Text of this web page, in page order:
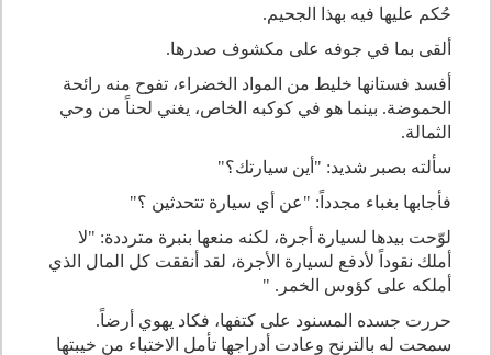
حُكم عليها فيه بهذا الجحيم.
ألقى بما في جوفه على مكشوف صدرها.
أفسد فستانها خليط من المواد الخضراء، تفوح منه رائحة
الحموضة. بينما هو في كوكبه الخاص، يغني لحناً من وحي
الثمالة.
سألته بصبر شديد: "أين سيارتك؟"
فأجابها بغباء مجدداً: "عن أي سيارة تتحدثين ؟"
لوّحت بيدها لسيارة أجرة، لكنه منعها بنبرة مترددة: "لا
أملك نقوداً لأدفع لسيارة الأجرة، لقد أنفقت كل المال الذي
أملكه على كؤوس الخمر. "
حررت جسده المسنود على كتفها، فكاد يهوي أرضاً.
سمحت له بالترنح وعادت أدراجها تأمل الاختباء من خيبتها